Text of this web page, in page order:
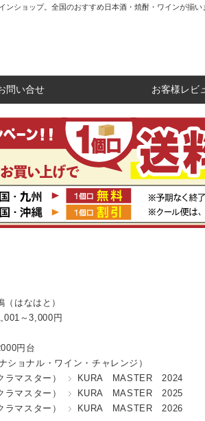
ショップ。全国のおすすめ日本酒・焼酎・ワインが揃い
問い合せ お客様レビ
（はなはと）
～3,000円
円台
ショナル・ワイン・チャレンジ）
マスター）
KURA MASTER 2024
マスター）
KURA MASTER 2025
マスター） KURA MASTER 2026